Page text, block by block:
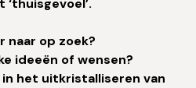
‘thuisgevoel’.
naar op zoek?
ideeën of wensen?
het uitkristalliseren van